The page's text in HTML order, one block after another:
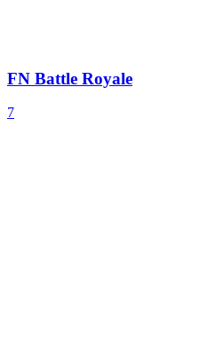
FN Battle Royale
7